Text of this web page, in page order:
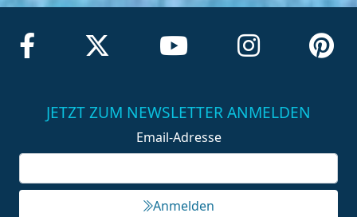
JETZT ZUM NEWSLETTER ANMELDEN
Email-Adresse
Anmelden